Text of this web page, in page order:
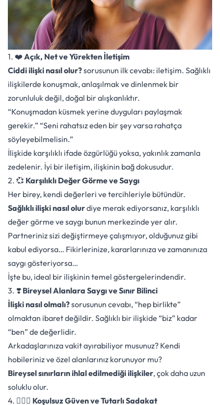
1. ❤️ Açık, Net ve Yürekten İletişim
Ciddi ilişki nasıl olur?sorusunun ilk cevabı: iletişim. Sağlıklı
ilişkilerde konuşmak, anlaşılmak ve dinlenmek bir
zorunluluk değil, doğal bir alışkanlıktır.
“Konuşmadan küsmek yerine duyguları paylaşmak
gerekir.” “Seni rahatsız eden bir şey varsa rahatça
söyleyebilmelisin.”
İlişkide karşılıklı ifade özgürlüğü yoksa, yakınlık zamanla
zedelenir. İyi bir iletişim, ilişkinin bağ dokusudur.
2. 💞 Karşılıklı Değer Görme ve Saygı
Her birey, kendi değerleri ve tercihleriyle bütündür.
Sağlıklı ilişki nasıl olurdiye merak ediyorsanız, karşılıklı
değer görme ve saygı bunun merkezinde yer alır.
Partneriniz sizi değiştirmeye çalışmıyor, olduğunuz gibi
kabul ediyorsa… Fikirlerinize, kararlarınıza ve zamanınıza
saygı gösteriyorsa…
İşte bu, ideal bir ilişkinin temel göstergelerindendir.
3. ❣️ Bireysel Alanlara Saygı ve Sınır Bilinci
İlişki nasıl olmalı?sorusunun cevabı, “hep birlikte”
olmaktan ibaret değildir. Sağlıklı bir ilişkide “biz” kadar
“ben” de değerlidir.
Arkadaşlarınıza vakit ayırabiliyor musunuz? Kendi
hobileriniz ve özel alanlarınız korunuyor mu?
Bireysel sınırların ihlal edilmediği ilişkiler, çok daha uzun
soluklu olur.
4. 👩‍❤️‍👩 Koşulsuz Güven ve Tutarlı Sadakat